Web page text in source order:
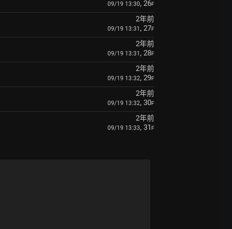
09/19 13:30, 26F
2年前
09/19 13:31 , 27F
2年前
09/19 13:31 , 28F
2年前
09/19 13:32, 29F
2年前
09/19 13:32, 30F
2年前
09/19 13:33, 31 F